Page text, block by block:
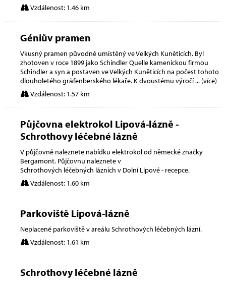
Vzdálenost: 1.46 km
Géniův pramen
Vkusný pramen původně umístěný ve Velkých Kuněticích. Byl
zhotoven v roce 1899 jako Schindler Quelle kamenickou firmou
Schindler a syn a postaven ve Velkých Kuněticích na počest tohoto
dlouholetého gräfenberského lékaře. K dvoustému výročí... (více)
Vzdálenost: 1.57 km
Půjčovna elektrokol Lipová-lázně -
Schrothovy léčebné lázně
V půjčovně naleznete nabídku elektrokol od německé značky
Bergamont. Půjčovnu naleznete v
Schrothových léčebných lázních v Dolní Lipové - recepce.
Vzdálenost: 1.60 km
Parkoviště Lipová-lázně
Neplacené parkoviště v areálu Schrothových léčebných lázní.
Vzdálenost: 1.61 km
Schrothovy léčebné lázně